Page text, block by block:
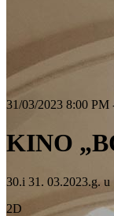
31/03/2023 8:00 PM
KINO
30.i 31. 03.2023.g. u
2D